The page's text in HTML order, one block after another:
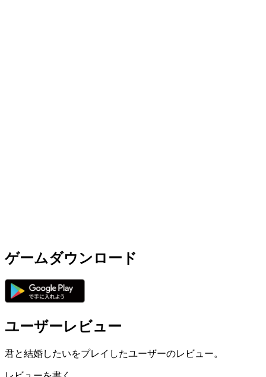
ゲームダウンロード
ユーザーレビュー
君と結婚したいをプレイしたユーザーのレビュー。